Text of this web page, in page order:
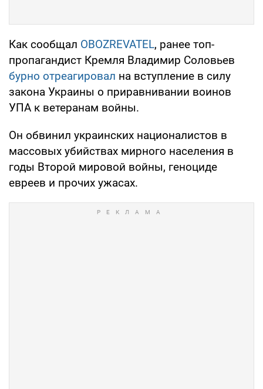
Как сообщал OBOZREVATEL, ранее топ-
пропагандист Кремля Владимир Соловьев
бурно отреагировал на вступление в силу
закона Украины о приравнивании воинов
УПА к ветеранам войны.
Он обвинил украинских националистов в
массовых убийствах мирного населения в
годы Второй мировой войны, геноциде
евреев и прочих ужасах.